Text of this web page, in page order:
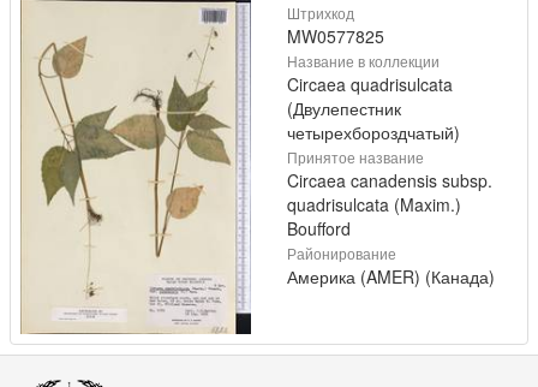
Штрихкод
MW0577825
Название в коллекции
Circaea quadrisulcata
(Двулепестник
четырехбороздчатый)
Принятое название
Circaea canadensis subsp.
quadrisulcata (Maxim.)
Boufford
Районирование
Америка (AMER) (Канада)